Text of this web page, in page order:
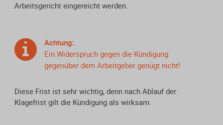
Arbeitsgericht eingereicht werden.
Achtung:
Ein Widerspruch gegen die Kündigung
gegenüber dem Arbeitgeber genügt nicht!
Diese Frist ist sehr wichtig, denn nach Ablauf der
Klagefrist gilt die Kündigung als wirksam.